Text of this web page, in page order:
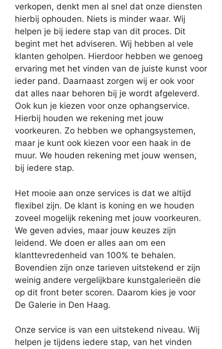
verkopen, denkt men al snel dat onze diensten
hierbij ophouden. Niets is minder waar. Wij
helpen je bij iedere stap van dit proces. Dit
begint met het adviseren. Wij hebben al vele
klanten geholpen. Hierdoor hebben we genoeg
ervaring met het vinden van de juiste kunst voor
ieder pand. Daarnaast zorgen wij er ook voor
dat alles naar behoren bij je wordt afgeleverd.
Ook kun je kiezen voor onze ophangservice.
Hierbij houden we rekening met jouw
voorkeuren. Zo hebben we ophangsystemen,
maar je kunt ook kiezen voor een haak in de
muur. We houden rekening met jouw wensen,
bij iedere stap.
Het mooie aan onze services is dat we altijd
flexibel zijn. De klant is koning en we houden
zoveel mogelijk rekening met jouw voorkeuren.
We geven advies, maar jouw keuzes zijn
leidend. We doen er alles aan om een
klanttevredenheid van 100% te behalen.
Bovendien zijn onze tarieven uitstekend er zijn
weinig andere vergelijkbare kunstgalerieën die
op dit front beter scoren. Daarom kies je voor
De Galerie in Den Haag.
Onze service is van een uitstekend niveau. Wij
helpen je tijdens iedere stap, van het vinden